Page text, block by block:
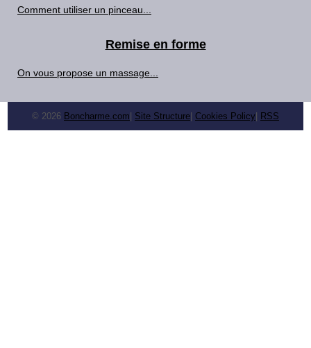
Comment utiliser un pinceau...
Remise en forme
On vous propose un massage...
© 2026 Boncharme.com Site Structure Cookies Policy RSS